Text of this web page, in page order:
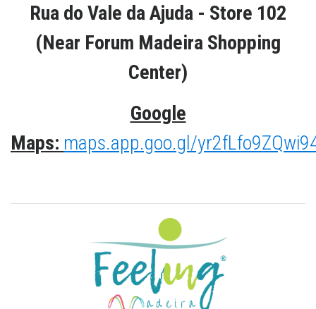
Rua do Vale da Ajuda - Store 102
(Near Forum Madeira Shopping
Center)
Google
Maps: maps.app.goo.gl/